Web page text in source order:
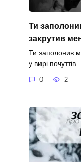
Ти
закрутив
Ти заполонив
у вирі почуттів.
0 2